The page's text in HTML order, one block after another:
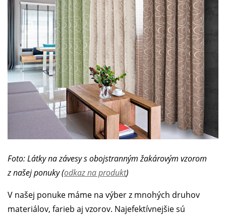
Foto: Látky na závesy s obojstranným žakárovým vzorom
z našej ponuky (odkaz na produkt)
V našej ponuke máme na výber z mnohých druhov
materiálov, farieb aj vzorov. Najefektívnejšie sú